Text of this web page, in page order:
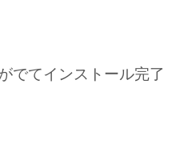
でてインストール完了